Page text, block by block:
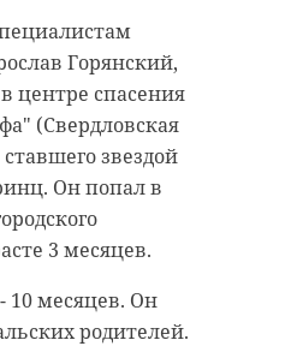
Горянский,
центре спасения
(Свердловская
звездой
Он попал в
3 месяцев.
10 месяцев. Он
родителей.
35-летнего
мужчину, который
постояльца
проспекте в
персонал
Росгвардии.
в холле у
дней для
Приставы также
мерах
характера и
уголовной
выполнила
-